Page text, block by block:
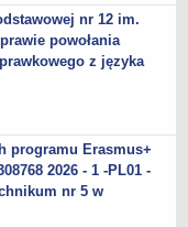
nr 12 im.
powołania
z języka
programu Erasmus+
2026 - 1 -PL01 -
nr 5 w